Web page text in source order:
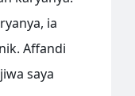
ia
Affandi
saya